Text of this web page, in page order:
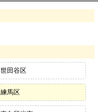
世田谷区
練馬区